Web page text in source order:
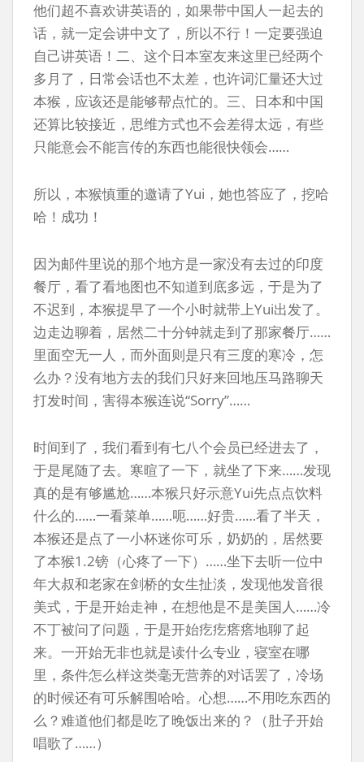
他们超不喜欢讲英语的，如果带中国人一起去的
话，就一定会讲中文了，所以不行！一定要强迫
自己讲英语！二、这个日本室友来这里已经两个
多月了，日常会话也不太差，也许词汇量还大过
本猴，应该还是能够帮点忙的。三、日本和中国
还算比较接近，思维方式也不会差得太远，有些
只能意会不能言传的东西也能很快领会……
所以，本猴慎重的邀请了Yui，她也答应了，挖哈
哈！成功！
因为邮件里说的那个地方是一家没有去过的印度
餐厅，看了看地图也不知道到底多远，于是为了
不迟到，本猴提早了一个小时就带上Yui出发了。
边走边聊着，居然二十分钟就走到了那家餐厅……
里面空无一人，而外面则是只有三度的寒冷，怎
么办？没有地方去的我们只好来回地压马路聊天
打发时间，害得本猴连说“Sorry”……
时间到了，我们看到有七八个会员已经进去了，
于是尾随了去。寒暄了一下，就坐了下来……发现
真的是有够尴尬……本猴只好示意Yui先点点饮料
什么的……一看菜单……呃……好贵……看了半天，
本猴还是点了一小杯迷你可乐，奶奶的，居然要
了本猴1.2镑（心疼了一下）……坐下去听一位中
年大叔和老家在剑桥的女生扯淡，发现他发音很
美式，于是开始走神，在想他是不是美国人……冷
不丁被问了问题，于是开始疙疙瘩瘩地聊了起
来。一开始无非也就是读什么专业，寝室在哪
里，条件怎么样这类毫无营养的对话罢了，冷场
的时候还有可乐解围哈哈。心想……不用吃东西的
么？难道他们都是吃了晚饭出来的？（肚子开始
唱歌了……）